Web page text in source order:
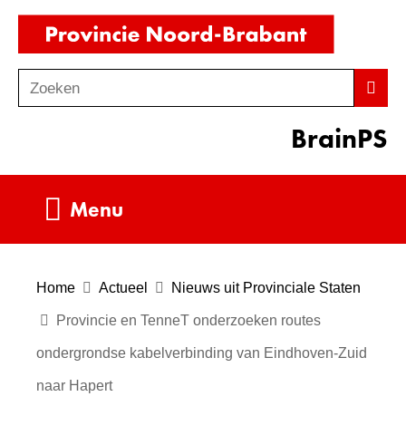
Ga
de
inhoud
o
Zoeken
BrainPS
Menu
Home Actueel Nieuws uit Provinciale Staten
Provincie en TenneT onderzoeken routes
ondergrondse kabelverbinding van Eindhoven-Zuid
naar Hapert